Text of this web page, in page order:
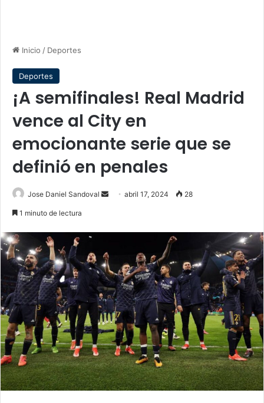
Inicio / Deportes
Deportes
¡A semifinales! Real Madrid
vence al City en
emocionante serie que se
definió en penales
Jose Daniel Sandoval
Sendabril 17, 2024 28
1 minuto de lectura